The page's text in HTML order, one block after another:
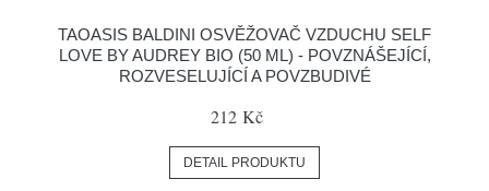
TAOASIS BALDINI OSVĚŽOVAČ VZDUCHU SELF
LOVE BY AUDREY BIO (50 ML) - POVZNÁŠEJÍCÍ,
ROZVESELUJÍCÍ A POVZBUDIVÉ
212 Kč
DETAIL PRODUKTU